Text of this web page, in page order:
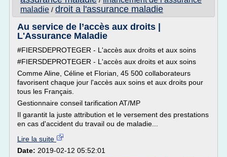
maladie / droit a l'assurance maladie
Au service de l’accès aux droits |
L'Assurance Maladie
#FIERSDEPROTEGER - L'accès aux droits et aux soins
#FIERSDEPROTEGER - L'accès aux droits et aux soins
Comme Aline, Céline et Florian, 45 500 collaborateurs
favorisent chaque jour l'accès aux soins et aux droits pour
tous les Français.
Gestionnaire conseil tarification AT/MP
Il garantit la juste attribution et le versement des prestations
en cas d'accident du travail ou de maladie...
Lire la suite
Date: 2019-02-12 05:52:01